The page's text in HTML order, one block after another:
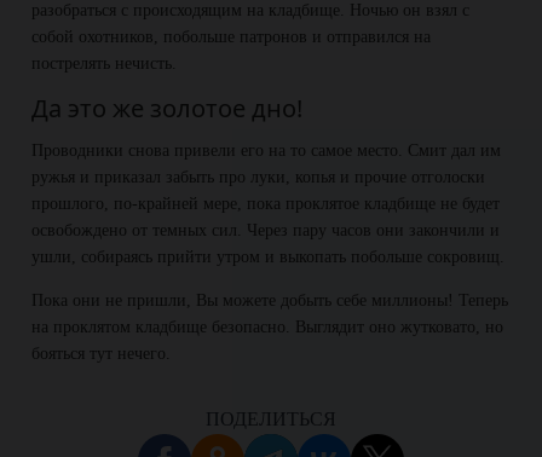
разобраться с происходящим на кладбище. Ночью он взял с
собой охотников, побольше патронов и отправился на
пострелять нечисть.
Да это же золотое дно!
Проводники снова привели его на то самое место. Смит дал им
ружья и приказал забыть про луки, копья и прочие отголоски
прошлого, по-крайней мере, пока проклятое кладбище не будет
освобождено от темных сил. Через пару часов они закончили и
ушли, собираясь прийти утром и выкопать побольше сокровищ.
Пока они не пришли, Вы можете добыть себе миллионы! Теперь
на проклятом кладбище безопасно. Выглядит оно жутковато, но
бояться тут нечего.
ПОДЕЛИТЬСЯ